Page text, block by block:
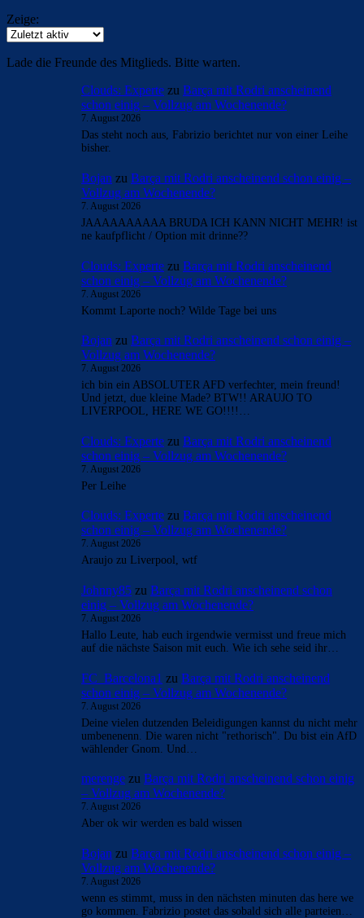
Zeige:
Lade die Freunde des Mitglieds. Bitte warten.
Clouds: Experte zu Barça mit Rodri anscheinend
schon einig – Vollzug am Wochenende?
7. August 2026
Das steht noch aus, Fabrizio berichtet nur von einer Leihe
bisher.
Bojan zu Barça mit Rodri anscheinend schon einig –
Vollzug am Wochenende?
7. August 2026
JAAAAAAAAAA BRUDA ICH KANN NICHT MEHR! ist
ne kaufpflicht / Option mit drinne??
Clouds: Experte zu Barça mit Rodri anscheinend
schon einig – Vollzug am Wochenende?
7. August 2026
Kommt Laporte noch? Wilde Tage bei uns
Bojan zu Barça mit Rodri anscheinend schon einig –
Vollzug am Wochenende?
7. August 2026
ich bin ein ABSOLUTER AFD verfechter, mein freund!
Und jetzt, due kleine Made? BTW!! ARAUJO TO
LIVERPOOL, HERE WE GO!!!!…
Clouds: Experte zu Barça mit Rodri anscheinend
schon einig – Vollzug am Wochenende?
7. August 2026
Per Leihe
Clouds: Experte zu Barça mit Rodri anscheinend
schon einig – Vollzug am Wochenende?
7. August 2026
Araujo zu Liverpool, wtf
Johnny85 zu Barça mit Rodri anscheinend schon
einig – Vollzug am Wochenende?
7. August 2026
Hallo Leute, hab euch irgendwie vermisst und freue mich
auf die nächste Saison mit euch. Wie ich sehe seid ihr…
FC_Barcelona1 zu Barça mit Rodri anscheinend
schon einig – Vollzug am Wochenende?
7. August 2026
Deine vielen dutzenden Beleidigungen kannst du nicht mehr
umbenenenn. Die waren nicht "rethorisch". Du bist ein AfD
wählender Gnom. Und…
merenge zu Barça mit Rodri anscheinend schon einig
– Vollzug am Wochenende?
7. August 2026
Aber ok wir werden es bald wissen
Bojan zu Barça mit Rodri anscheinend schon einig –
Vollzug am Wochenende?
7. August 2026
wenn es stimmt, muss in den nächsten minuten das here we
go kommen. Fabrizio postet das sobald sich alle parteien…